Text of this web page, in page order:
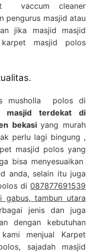
vaccum cleaner
pengurus masjid atau
jika masjid masjid
masjid polos
musholla polos di
masjid terdekat di
bekasiyang murah
perlu lagi bingung ,
masjid polos yang
bisa menyesuaikan
anda, selain itu juga
di 087877691539
tambun utara
jenis dan juga
dengan kebutuhan
menjual Karpet
sajadah masjid